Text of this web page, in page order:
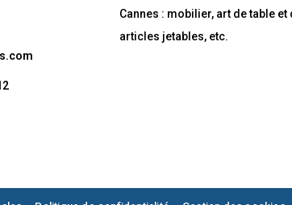
Cannes : mobilier, art de table et
articles jetables, etc.